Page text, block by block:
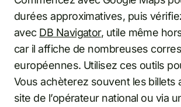
durées approximatives, puis
avec DB Navigator, utile même
car il affiche de nombreuses
européennes. Utilisez ces outils
Vous achèterez souvent les billets
site de l’opérateur national ou via